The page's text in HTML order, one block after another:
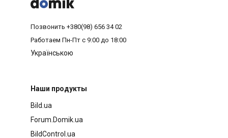



Позвонить +380(98) 656 34 02
Работаем Пн-Пт с 9:00 до 18:00
Українською
Наши продукты
Bild.ua
Forum.Domik.ua
BildControl.ua